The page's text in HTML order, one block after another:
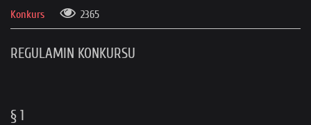
Konkurs
2365
REGULAMIN KONKURSU
§ 1